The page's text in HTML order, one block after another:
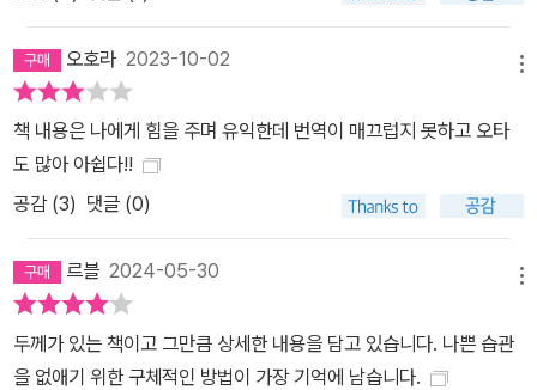
오호라 2023-10-02
책 내용은 나에게 힘을 주며 유익한데 번역이 매끄럽지 못하고 오타
도 많아 아쉽다!!
공감 (3) 댓글 (0)
르블 2024-05-30
두께가 있는 책이고 그만큼 상세한 내용을 담고 있습니다. 나쁜 습관
을 없애기 위한 구체적인 방법이 가장 기억에 남습니다.